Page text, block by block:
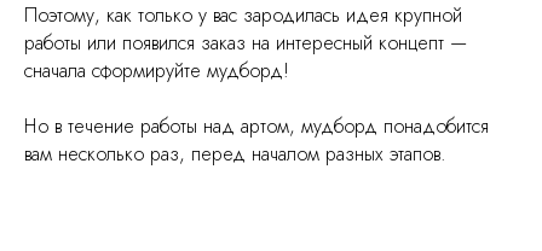
Поэтому, как только у вас зародилась идея крупной
работы или появился заказ на интересный концепт —
сначала сформируйте мудборд!
Но в течение работы над артом, мудборд понадобится
вам несколько раз, перед началом разных этапов.